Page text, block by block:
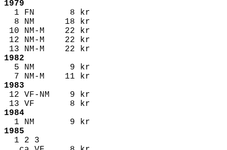
1979
1 FN 8 kr
8 NM 18 kr
10 NM-M 22 kr
12 NM-M 22 kr
13 NM-M 22 kr
1982
5 NM 9 kr
7 NM-M 11 kr
1983
12 VF-NM 9 kr
13 VF 8 kr
1984
1 NM 9 kr
1985
1 2 3